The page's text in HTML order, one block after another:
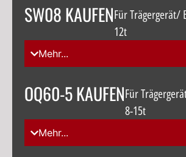
SW08 KAUFENFür Trägergerät/
12t
Mehr...
OQ60-5 KAUFENFür
8-15t
Mehr...